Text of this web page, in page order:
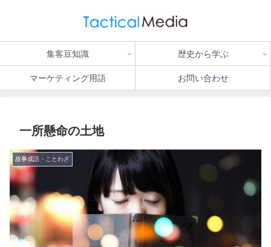
集客豆知識 歴史から学ぶ
マーケティング用語 お問い合わせ
一所懸命の土地
故事成語・ことわざ